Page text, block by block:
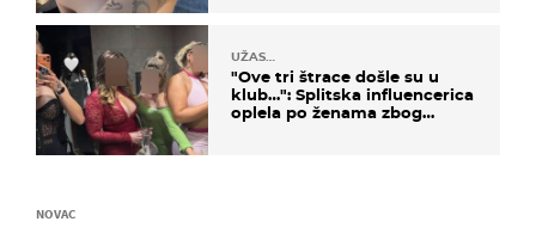
UŽAS…
"Ove tri štrace došle su u
klub…": Splitska influencerica
oplela po ženama zbog
NOVAC